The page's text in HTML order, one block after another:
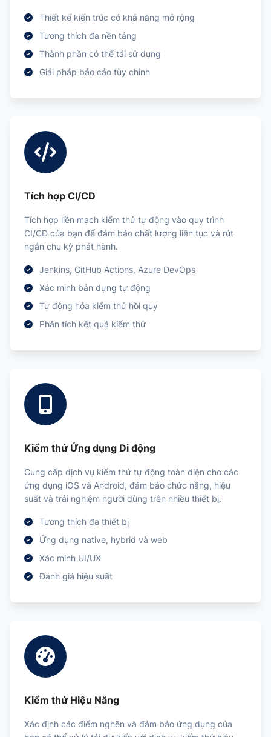
Thiết kế kiến trúc có khả năng mở rộng
Tương thích đa nền tảng
Thành phần có thể tái sử dụng
Giải pháp báo cáo tùy chỉnh
Tích hợp CI/CD
Tích hợp liền mạch kiểm thử tự động vào quy trình
CI/CD của bạn để đảm bảo chất lượng liên tục và rút
ngắn chu kỳ phát hành.
Jenkins, GitHub Actions, Azure DevOps
Xác minh bản dựng tự động
Tự động hóa kiểm thử hồi quy
Phân tích kết quả kiểm thử
Kiểm thử Ứng dụng Di động
Cung cấp dịch vụ kiểm thử tự động toàn diện cho các
ứng dụng iOS và Android, đảm bảo chức năng, hiệu
suất và trải nghiệm người dùng trên nhiều thiết bị.
Tương thích đa thiết bị
Ứng dụng native, hybrid và web
Xác minh UI/UX
Đánh giá hiệu suất
Kiểm thử Hiệu Năng
Xác định các điểm nghẽn và đảm bảo ứng dụng của